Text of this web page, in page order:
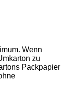
Wenn
zu
Packpapier